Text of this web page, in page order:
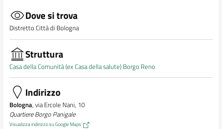
Dove si trova
Distretto Città di Bologna
Struttura
Casa della Comunità (ex Casa della salute) Borgo Reno
Indirizzo
Bologna, via Ercole Nani, 10
Quartiere Borgo Panigale
Visualizza indirizzo su Google Maps